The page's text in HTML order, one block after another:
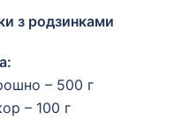
з родзинками
– 500 г
– 100 г